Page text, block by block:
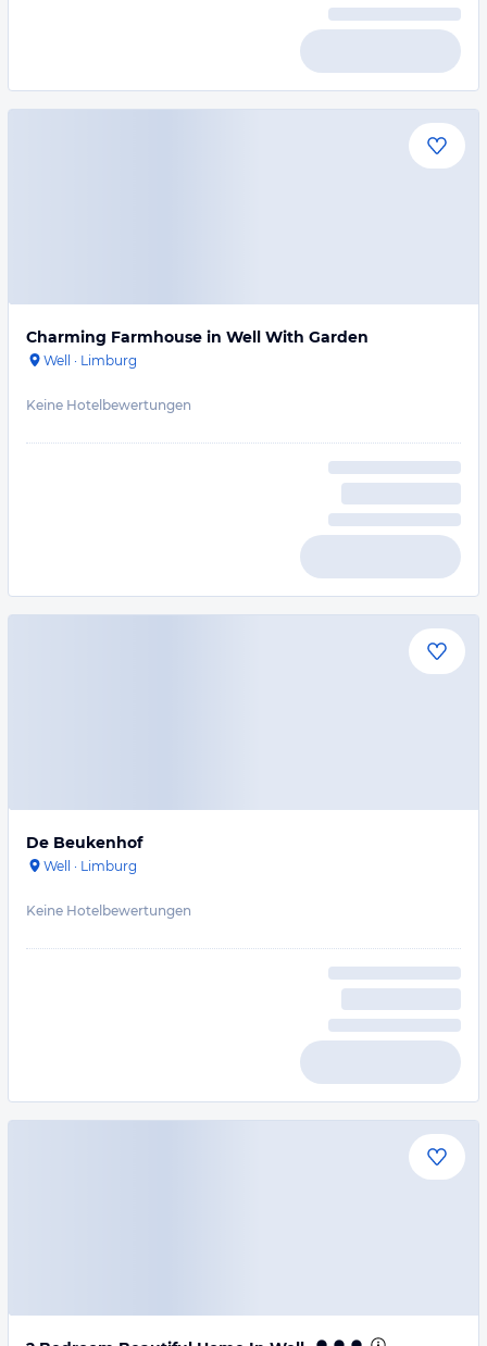
Charming Farmhouse in Well With Garden
Well · Limburg
Keine Hotelbewertungen
De Beukenhof
Well · Limburg
Keine Hotelbewertungen